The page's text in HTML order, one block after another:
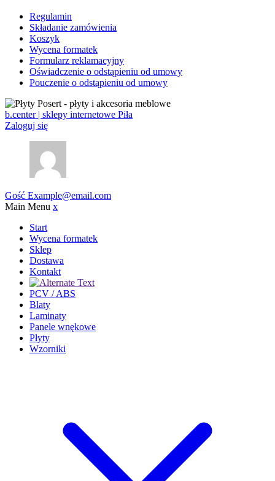
Regulamin
Składanie zamówienia
Koszyk
Wycena formatek
Formularz reklamacyjny
Oświadczenie o odstąpieniu od umowy
Pouczenie o odstąpieniu od umowy
b.center | sklepy internetowe Piła
Zaloguj się
Gość Example@email.com
Main Menu x
Start
Wycena formatek
Sklep
Dostawa
Kontakt
PCV / ABS
Blaty
Laminaty
Panele wnękowe
Płyty
Wzorniki